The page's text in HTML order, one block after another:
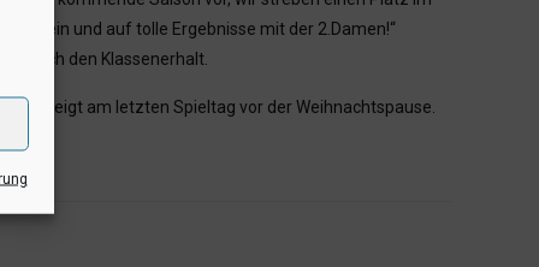
Verein und auf tolle Ergebnisse mit der 2.Damen!“
sich den Klassenerhalt.
steigt am letzten Spieltag vor der Weihnachtspause.